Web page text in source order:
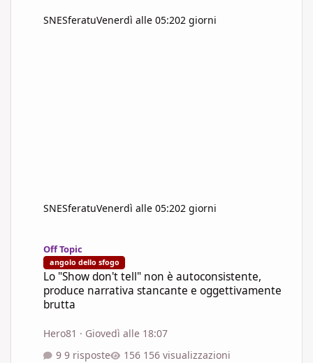
SNESferatuVenerdì alle 05:202 giorni
SNESferatuVenerdì alle 05:202 giorni
Off Topic
angolo dello sfogo
Lo "Show don't tell" non è autoconsistente,
produce narrativa stancante e oggettivamente
brutta
Hero81 · Giovedì alle 18:07
9 risposte
156 visualizzazioni